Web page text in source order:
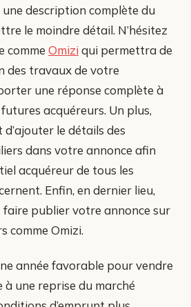
description complète du
le moindre détail. N’hésitez
comme Omizi qui permettra de
des travaux de votre
une réponse complète à
acquéreurs. Un plus,
le détails des
dans votre annonce afin
acquéreur de tous les
Enfin, en dernier lieu,
publier votre annonce sur
comme Omizi.
année favorable pour vendre
à une reprise du marché